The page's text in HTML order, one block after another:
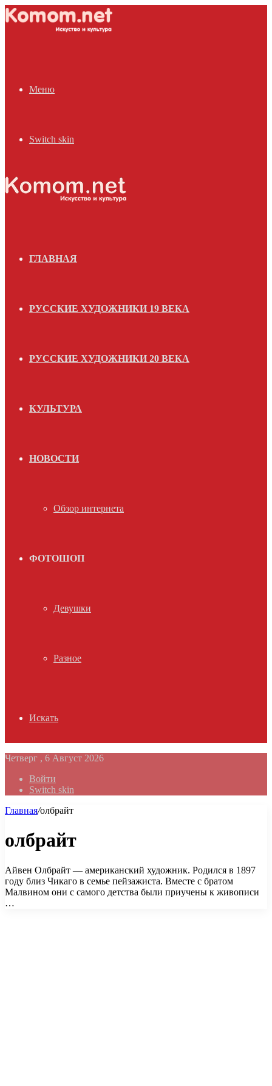
Меню
Switch skin
ГЛАВНАЯ
РУССКИЕ ХУДОЖНИКИ 19 ВЕКА
РУССКИЕ ХУДОЖНИКИ 20 ВЕКА
КУЛЬТУРА
НОВОСТИ
Обзор интернета
ФОТОШОП
Девушки
Разное
Искать
Четверг , 6 Август 2026
Войти
Switch skin
Главная/олбрайт
олбрайт
Айвен Олбрайт — американский художник. Родился в 1897
году близ Чикаго в семье пейзажиста. Вместе с братом
Малвином они с самого детства были приучены к живописи
…